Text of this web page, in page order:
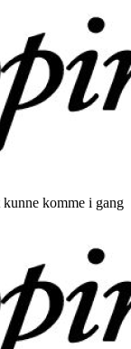
komme i gang